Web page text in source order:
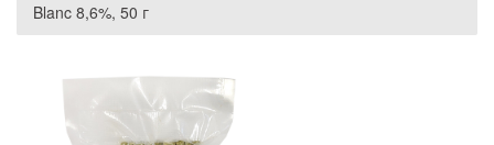
Blanc 8,6%, 50 г